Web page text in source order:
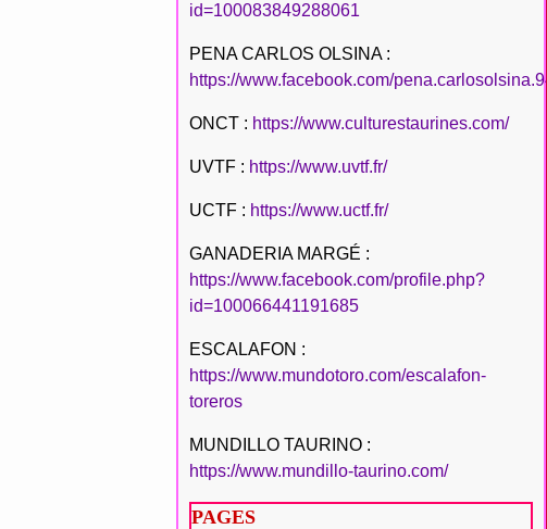
id=100083849288061
PENA CARLOS OLSINA :
https://www.facebook.com/pena.carlosolsina.94
ONCT : https://www.culturestaurines.com/
UVTF : https://www.uvtf.fr/
UCTF : https://www.uctf.fr/
GANADERIA MARGÉ :
https://www.facebook.com/profile.php?
id=100066441191685
ESCALAFON :
https://www.mundotoro.com/escalafon-
toreros
MUNDILLO TAURINO :
https://www.mundillo-taurino.com/
PAGES